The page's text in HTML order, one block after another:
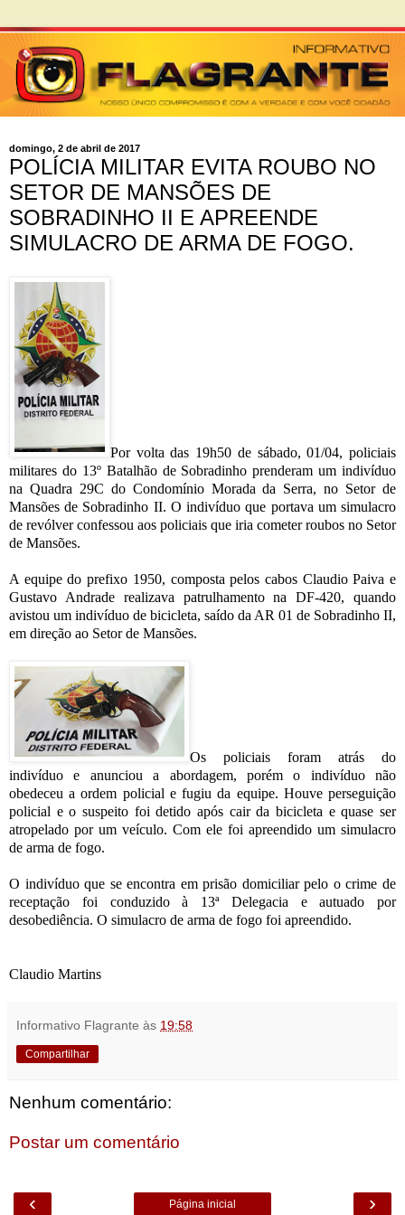
domingo, 2 de abril de 2017
POLÍCIA MILITAR EVITA ROUBO NO
SETOR DE MANSÕES DE
SOBRADINHO II E APREENDE
SIMULACRO DE ARMA DE FOGO.
Por volta das 19h50 de sábado, 01/04, policiais
militares do 13º Batalhão de Sobradinho prenderam um indivíduo
na Quadra 29C do Condomínio Morada da Serra, no Setor de
Mansões de Sobradinho II. O indivíduo que portava um simulacro
de revólver confessou aos policiais que iria cometer roubos no Setor
de Mansões.
A equipe do prefixo 1950, composta pelos cabos Claudio Paiva e
Gustavo Andrade realizava patrulhamento na DF-420, quando
avistou um indivíduo de bicicleta, saído da AR 01 de Sobradinho II,
em direção ao Setor de Mansões.
Os policiais foram atrás do
indivíduo e anunciou a abordagem, porém o indivíduo não
obedeceu a ordem policial e fugiu da equipe. Houve perseguição
policial e o suspeito foi detido após cair da bicicleta e quase ser
atropelado por um veículo. Com ele foi apreendido um simulacro
de arma de fogo.
O indivíduo que se encontra em prisão domiciliar pelo o crime de
receptação foi conduzido à 13ª Delegacia e autuado por
desobediência. O simulacro de arma de fogo foi apreendido.
Claudio Martins
Informativo Flagrante às 19:58
Compartilhar
Nenhum comentário:
Postar um comentário
‹ ›
Página inicial